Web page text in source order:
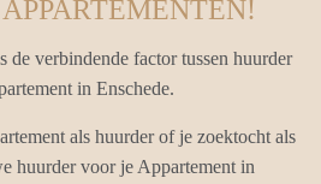
de verbindende factor tussen huurder
in Enschede.
als huurder of je zoektocht als
huurder voor je Appartement in